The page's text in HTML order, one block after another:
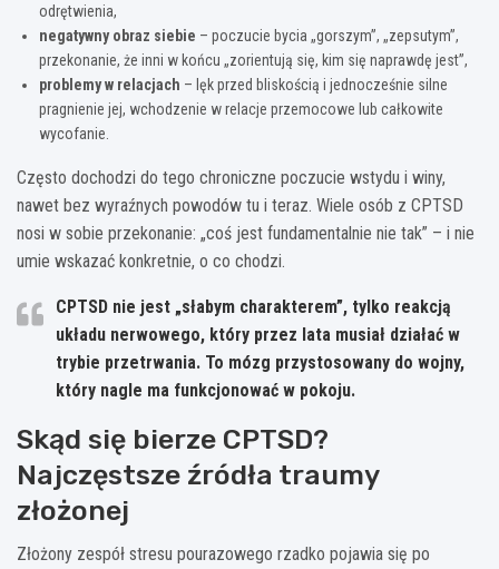
odrętwienia,
negatywny obraz siebie – poczucie bycia „gorszym”, „zepsutym”,
przekonanie, że inni w końcu „zorientują się, kim się naprawdę jest”,
problemy w relacjach – lęk przed bliskością i jednocześnie silne
pragnienie jej, wchodzenie w relacje przemocowe lub całkowite
wycofanie.
Często dochodzi do tego chroniczne poczucie wstydu i winy,
nawet bez wyraźnych powodów tu i teraz. Wiele osób z CPTSD
nosi w sobie przekonanie: „coś jest fundamentalnie nie tak” – i nie
umie wskazać konkretnie, o co chodzi.
CPTSD nie jest „słabym charakterem”, tylko reakcją
układu nerwowego, który przez lata musiał działać w
trybie przetrwania. To mózg przystosowany do wojny,
który nagle ma funkcjonować w pokoju.
Skąd się bierze CPTSD?
Najczęstsze źródła traumy
złożonej
Złożony zespół stresu pourazowego rzadko pojawia się po